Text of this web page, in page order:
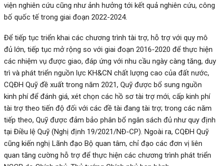
viện nghiên cứu cũng như ảnh hưởng tới kết quả nghiên cứu, công
bố quốc tế trong giai đoạn 2022-2024.
Để tiếp tục triển khai các chương trình tài trợ, hỗ trợ với quy mô
đủ lớn, tiếp tục mở rộng so với giai đoạn 2016-2020 để thực hiện
các nhiệm vụ được giao, đáp ứng với nhu cầu ngày càng tăng, duy
trì và phát triển nguồn lực KH&CN chất lượng cao của đất nước,
CQĐH Quỹ đề xuất trong năm 2021, Quỹ được bổ sung nguồn
kinh phí để đánh giá, xét chọn các hồ sơ tài trợ mới, cấp kinh phí
tài trợ theo tiến độ đối với các đề tài đang tài trợ; trong các năm
tiếp theo, Quỹ được đảm bảo phân bổ ngân sách đủ như quy định
tại Điều lệ Quỹ (Nghị định 19/2021/NĐ-CP). Ngoài ra, CQĐH Quỹ
cũng kiến nghị Lãnh đạo Bộ quan tâm, chỉ đạo các đơn vị liên
quan tăng cường hỗ trợ để thực hiện các chương trình phát triển